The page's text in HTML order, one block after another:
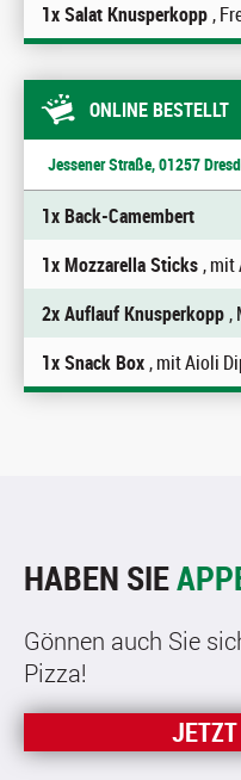
1x Salat Knusperkopp,
ONLINE BESTELLT
Jessener Straße, 01257
1x Back-Camembert
1x Mozzarella Sticks, mit
2x Auflauf Knusperkopp,
1x Snack Box, mit Aioli
HABEN SIE
Gönnen auch Sie
Pizza!